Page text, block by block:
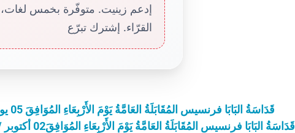
إدعم زينيت. متوفّرة بخمس لغات،
القرّاء. إشترك تبرّع
قَدَاسَةُ البَابَا فرنسيس المُقَابَلَةُ العَامَّةُ يَوْمَ الأَرْبِعَاءِ المُوَافِقَ 05 يونيو / جزيران 2013 بساحة القديس بطرس
قَدَاسَةُ البَابَا فرنسيس المُقَابَلَةُ العَامَّةُ يَوْمَ الأَرْبِعَاءِ المُوَافِقَ02 أكتوبر / تشرين أول 2013 بساحة القديس بطرس